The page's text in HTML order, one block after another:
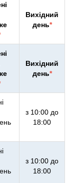
Вихідний
день*
Вихідний
день*
з 10:00 до
18:00
з 10:00 до
18:00